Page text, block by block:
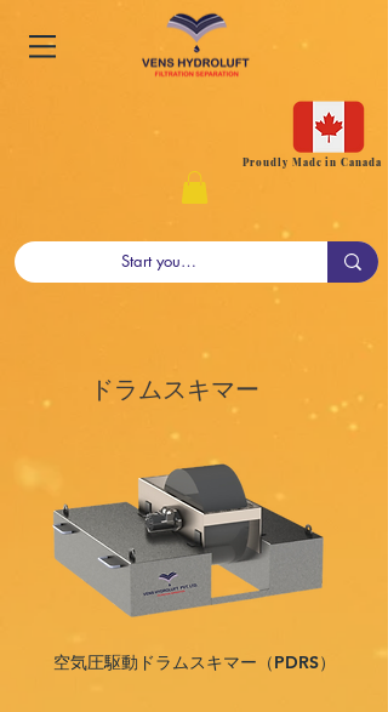
Proudly Made in Canada
ドラムスキマー
空気圧駆動ドラムスキマー（PDRS）